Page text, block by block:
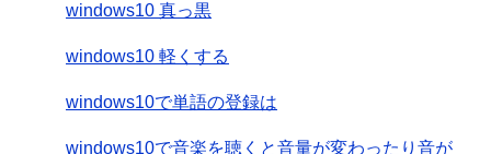
windows10 真っ黒
windows10 軽くする
windows10で単語の登録は
windows10で音楽を聴くと音量が変わったり音が